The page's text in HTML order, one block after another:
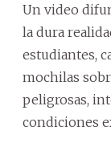
Un video
la dura
estudiantes,
mochilas
peligrosas,
condiciones